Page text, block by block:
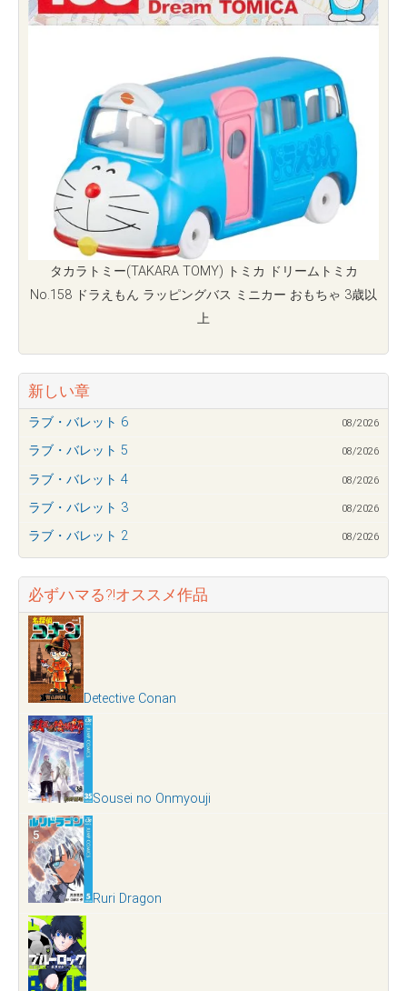
タカラトミー(TAKARA TOMY) トミカ ドリームトミカ
No.158 ドラえもん ラッピングバス ミニカー おもちゃ 3歳以
上
新しい章
ラブ・バレット 6 08/2026
ラブ・バレット 5 08/2026
ラブ・バレット 4 08/2026
ラブ・バレット 3 08/2026
ラブ・バレット 2 08/2026
必ずハマる?!オススメ作品
Detective Conan
Sousei no Onmyouji
Ruri Dragon